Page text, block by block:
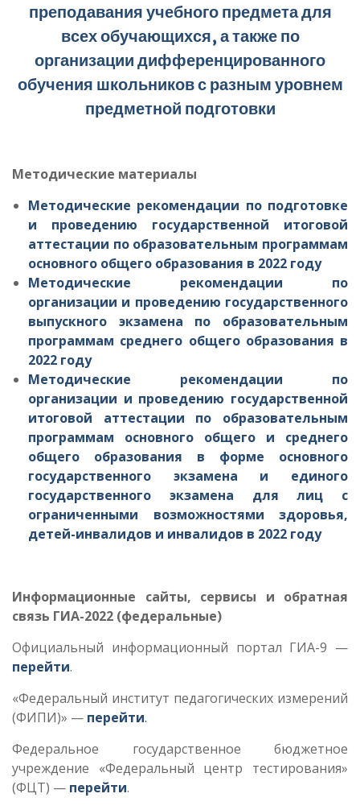
преподавания учебного предмета для
всех обучающихся, а также по
организации дифференцированного
обучения школьников с разным уровнем
предметной подготовки
Методические материалы
Методические рекомендации по подготовке
и проведению государственной итоговой
аттестации по образовательным программам
основного общего образования в 2022 году
Методические рекомендации по
организации и проведению государственного
выпускного экзамена по образовательным
программам среднего общего образования в
2022 году
Методические рекомендации по
организации и проведению государственной
итоговой аттестации по образовательным
программам основного общего и среднего
общего образования в форме основного
государственного экзамена и единого
государственного экзамена для лиц с
ограниченными возможностями здоровья,
детей-инвалидов и инвалидов в 2022 году
Информационные сайты, сервисы и обратная
связь ГИА-2022 (федеральные)
Официальный информационный портал ГИА-9 —
перейти.
«Федеральный институт педагогических измерений
(ФИПИ)» — перейти.
Федеральное государственное бюджетное
учреждение «Федеральный центр тестирования»
(ФЦТ) — перейти.